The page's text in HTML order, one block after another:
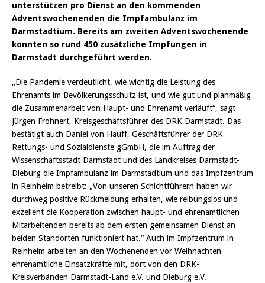
unterstützen pro Dienst an den kommenden
Adventswochenenden die Impfambulanz im
Darmstadtium. Bereits am zweiten Adventswochenende
konnten so rund 450 zusätzliche Impfungen in
Darmstadt durchgeführt werden.
„Die Pandemie verdeutlicht, wie wichtig die Leistung des
Ehrenamts im Bevölkerungsschutz ist, und wie gut und planmäßig
die Zusammenarbeit von Haupt- und Ehrenamt verläuft“, sagt
Jürgen Frohnert, Kreisgeschäftsführer des DRK Darmstadt. Das
bestätigt auch Daniel von Hauff, Geschäftsführer der DRK
Rettungs- und Sozialdienste gGmbH, die im Auftrag der
Wissenschaftsstadt Darmstadt und des Landkreises Darmstadt-
Dieburg die Impfambulanz im Darmstadtium und das Impfzentrum
in Reinheim betreibt: „Von unseren Schichtführern haben wir
durchweg positive Rückmeldung erhalten, wie reibungslos und
exzellent die Kooperation zwischen haupt- und ehrenamtlichen
Mitarbeitenden bereits ab dem ersten gemeinsamen Dienst an
beiden Standorten funktioniert hat.“ Auch im Impfzentrum in
Reinheim arbeiten an den Wochenenden vor Weihnachten
ehrenamtliche Einsatzkräfte mit, dort von den DRK-
Kreisverbänden Darmstadt-Land e.V. und Dieburg e.V.